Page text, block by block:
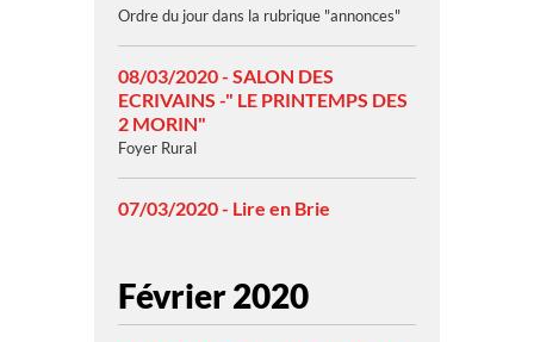
Ordre du jour dans la rubrique "annonces"
08/03/2020 - SALON DES
ECRIVAINS -" LE PRINTEMPS DES
2 MORIN"
Foyer Rural
07/03/2020 - Lire en Brie
Février 2020